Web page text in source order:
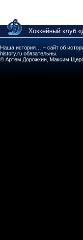
Хоккейный клуб
Наша история… – сайт об
history.ru обязательны.
© Артем Дорожкин, Максим